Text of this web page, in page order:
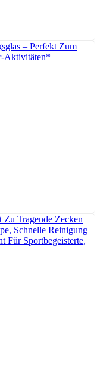
– Perfekt Zum
Aktivitäten*
Tragende Zecken
Schnelle Reinigung
Für Sportbegeisterte,